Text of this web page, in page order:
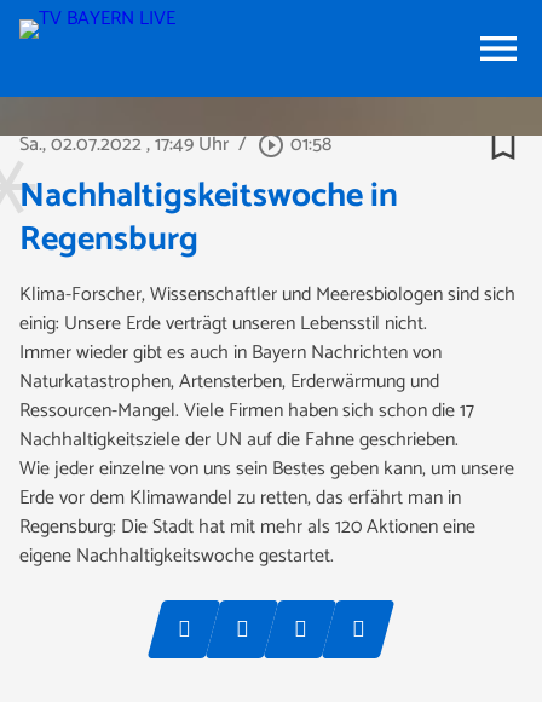
menu
Sa., 02.07.2022, 17:49 Uhr / play_circle_outline01:58 bookmark_border
Nachhaltigskeitswoche in
Regensburg
Klima-Forscher, Wissenschaftler und Meeresbiologen sind sich
einig: Unsere Erde verträgt unseren Lebensstil nicht.
Immer wieder gibt es auch in Bayern Nachrichten von
Naturkatastrophen, Artensterben, Erderwärmung und
Ressourcen-Mangel. Viele Firmen haben sich schon die 17
Nachhaltigkeitsziele der UN auf die Fahne geschrieben.
Wie jeder einzelne von uns sein Bestes geben kann, um unsere
Erde vor dem Klimawandel zu retten, das erfährt man in
Regensburg: Die Stadt hat mit mehr als 120 Aktionen eine
eigene Nachhaltigkeitswoche gestartet.